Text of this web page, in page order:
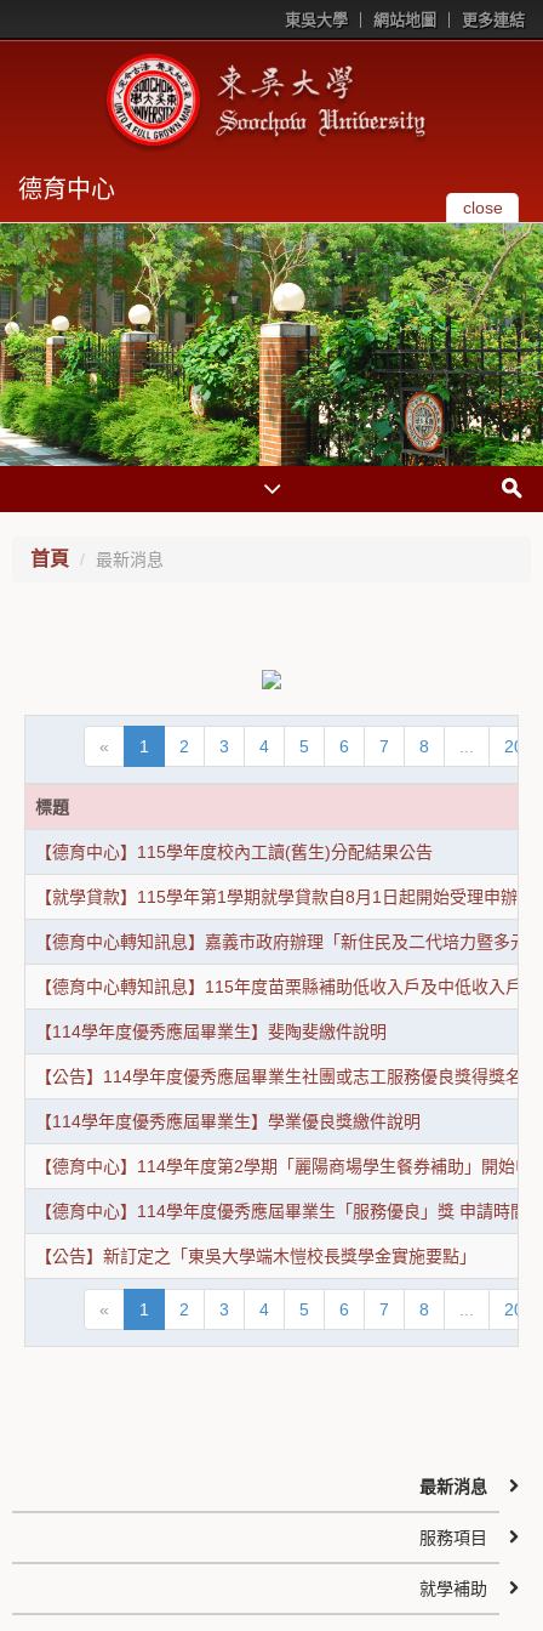
東吳大學 網站地圖 更多連結
德育中心
close
首頁 最新消息
« 1 2 3 4 5 6 7 8 20
標題
【德育中心】115學年度校內工讀(舊生)分配結果公告
【就學貸款】115學年第1學期就學貸款自8月1日起開始受理申辦
【德育中心轉知訊息】嘉義市政府辦理「新住民及二代培力暨多元
【德育中心轉知訊息】115年度苗栗縣補助低收入戶及中低收入戶
【114學年度優秀應屆畢業生】斐陶斐繳件說明
【公告】114學年度優秀應屆畢業生社團或志工服務優良獎得獎名單
【114學年度優秀應屆畢業生】學業優良獎繳件說明
【德育中心】114學年度第2學期「麗陽商場學生餐券補助」開始
【德育中心】114學年度優秀應屆畢業生「服務優良」獎 申請時間
【公告】新訂定之「東吳大學端木愷校長獎學金實施要點」
« 1 2 3 4 5 6 7 8 20
最新消息
服務項目
就學補助